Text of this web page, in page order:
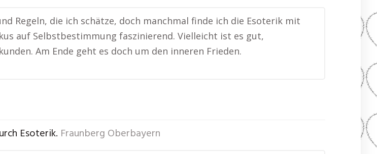
Regeln, die ich schätze, doch manchmal finde ich die Esoterik mit
auf Selbstbestimmung faszinierend. Vielleicht ist es gut,
Am Ende geht es doch um den inneren Frieden.
Esoterik. Fraunberg Oberbayern